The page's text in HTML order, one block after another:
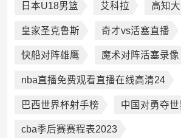
日本U18男篮 艾科拉 高知
皇家圣克鲁斯 奇才vs活塞直播
快船对阵雄鹰 魔术对阵活塞录像
nba直播免费观看直播在线高清24
巴西世界杯射手榜 中国对勇夺世
cba季后赛赛程表2023